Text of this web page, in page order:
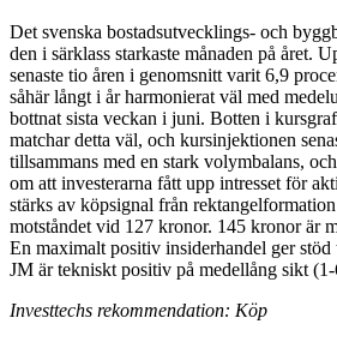
Det svenska bostadsutvecklings- och
den i särklass starkaste månaden på året.
senaste tio åren i genomsnitt varit 6,9
såhär långt i år harmonierat väl med
bottnat sista veckan i juni. Botten i
matchar detta väl, och kursinjektionen
tillsammans med en stark volymbalans,
om att investerarna fått upp intresset för
stärks av köpsignal från
motståndet vid 127 kronor. 145 kronor är
En maximalt positiv insiderhandel ger
JM är tekniskt positiv på medellång sikt (1-
Investtechs rekommendation: Köp